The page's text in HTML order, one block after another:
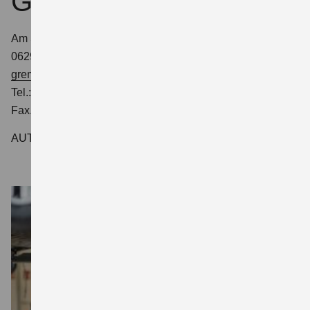
Am Strohügel 7
06295 Lutherstadt Eisleben
gremmer@suzuki-handel.de
Tel.: 03475-6126190
Fax.: 03475-6126199
AUTOSERVICE GREMMER GMBH